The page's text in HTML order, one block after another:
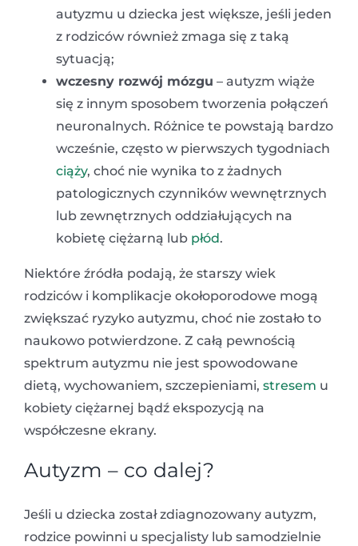
autyzmu u dziecka jest większe, jeśli jeden
z rodziców również zmaga się z taką
sytuacją;
wczesny rozwój mózgu – autyzm wiąże
się z innym sposobem tworzenia połączeń
neuronalnych. Różnice te powstają bardzo
wcześnie, często w pierwszych tygodniach
ciąży, choć nie wynika to z żadnych
patologicznych czynników wewnętrznych
lub zewnętrznych oddziałujących na
kobietę ciężarną lub płód.
Niektóre źródła podają, że starszy wiek
rodziców i komplikacje okołoporodowe mogą
zwiększać ryzyko autyzmu, choć nie zostało to
naukowo potwierdzone. Z całą pewnością
spektrum autyzmu nie jest spowodowane
dietą, wychowaniem, szczepieniami, stresem u
kobiety ciężarnej bądź ekspozycją na
współczesne ekrany.
Autyzm – co dalej?
Jeśli u dziecka został zdiagnozowany autyzm,
rodzice powinni u specjalisty lub samodzielnie